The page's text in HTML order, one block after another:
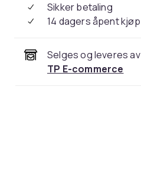
Sikker betaling
14 dagers åpent kjøp
Selges og leveres av
TP E-commerce